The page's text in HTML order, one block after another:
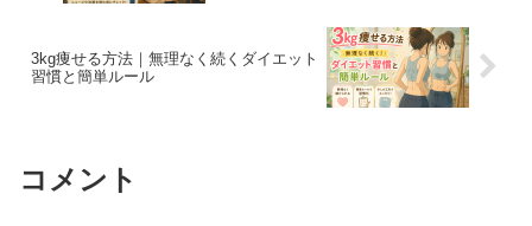
3kg痩せる方法｜無理なく続くダイエット
習慣と簡単ルール
コメント